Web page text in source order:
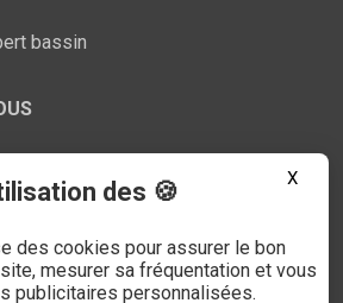
bassin
X
des 🍪
des cookies pour assurer le bon
mesurer sa fréquentation et vous
publicitaires personnalisées.